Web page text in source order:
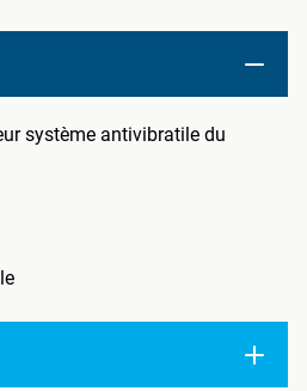
système antivibratile du